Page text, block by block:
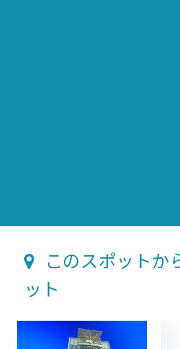
このスポットか
ット